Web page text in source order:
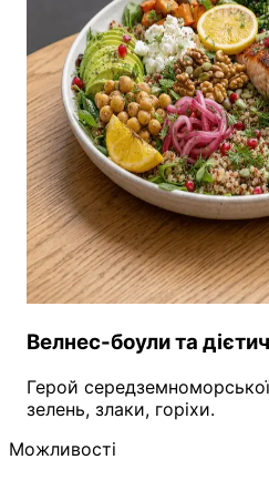
Велнес-боули та
Герой
зелень, злаки, горіхи.
Можливості